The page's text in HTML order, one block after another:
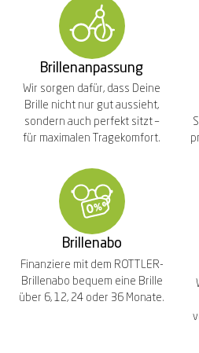
Brillenanpassung
Wir sorgen dafür, dass Deine
Brille nicht nur gut aussieht,
sondern auch perfekt sitzt –
für maximalen Tragekomfort.
Brillenabo
Finanziere mit dem ROTTLER-
Brillenabo bequem eine Brille
über 6, 12, 24 oder 36 Monate.